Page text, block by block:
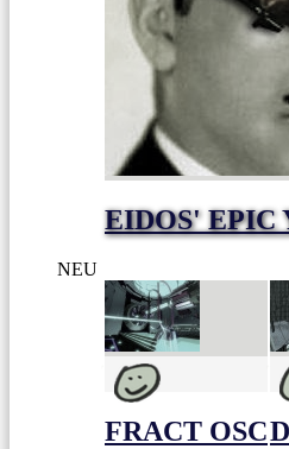
EIDOS' EPIC
NEU
FRACT OSC